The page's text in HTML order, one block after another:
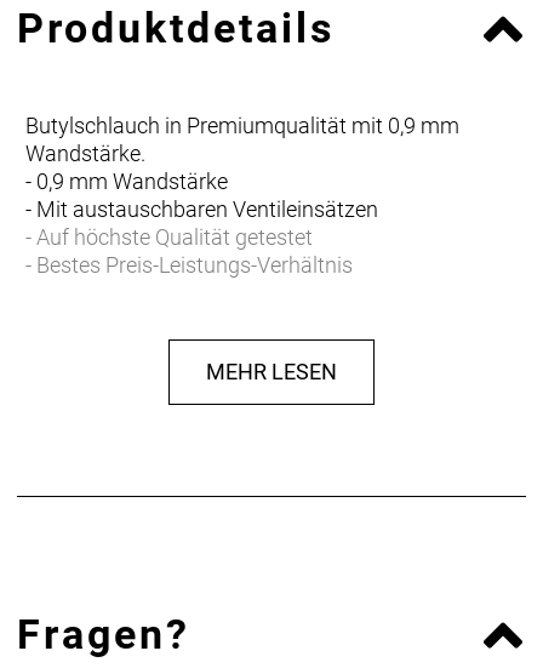
Produktdetails
Butylschlauch in Premiumqualität mit 0,9 mm
Wandstärke.
- 0,9 mm Wandstärke
- Mit austauschbaren Ventileinsätzen
- Auf höchste Qualität getestet
- Bestes Preis-Leistungs-Verhältnis
MEHR LESEN
Fragen?